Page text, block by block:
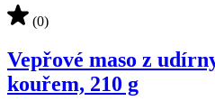
(0)
Vepřové maso z
kouřem, 210 g